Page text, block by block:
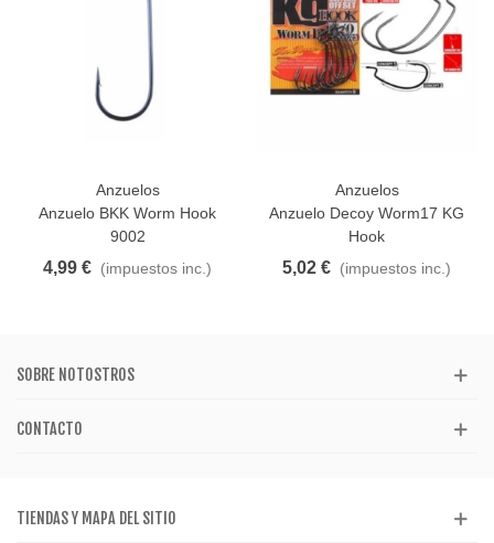
Anzuelos
Anzuelo BKK Worm Hook
9002
4,99 € (impuestos inc.)
Anzuelos
Anzuelo Decoy Worm17 KG
Hook
5,02 € (impuestos inc.)
SOBRE NOTOSTROS
CONTACTO
TIENDAS Y MAPA DEL SITIO